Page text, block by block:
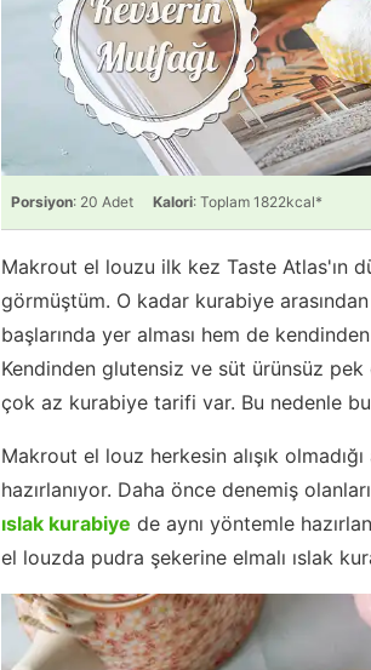
Porsiyon: 20 Adet Kalori: Toplam 1822kcal*
Makrout el louzu ilk kez Taste Atlas'ın
görmüştüm. O kadar kurabiye
başlarında yer alması hem de
Kendinden glutensiz ve süt ürünsüz
çok az kurabiye tarifi var. Bu nedenle
Makrout el louz herkesin alışık
hazırlanıyor. Daha önce denemiş
ıslak kurabiye de aynı yöntemle
el louzda pudra şekerine elmalı ıslak